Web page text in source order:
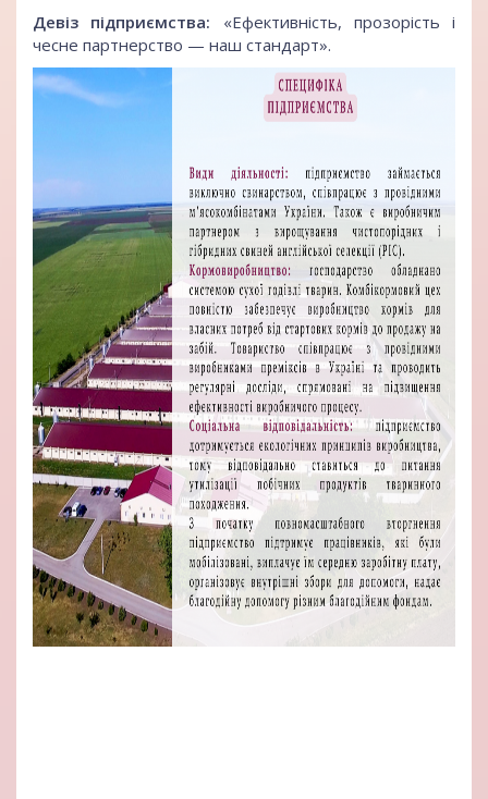
Девіз підприємства: «Ефективність, прозорість і
чесне партнерство — наш стандарт».